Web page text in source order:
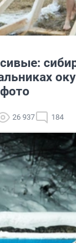
26 937 184